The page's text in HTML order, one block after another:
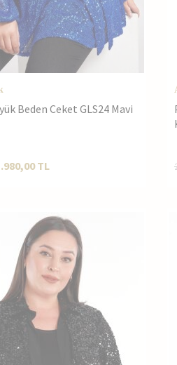
Beden Ceket GLS24 Mavi
TL